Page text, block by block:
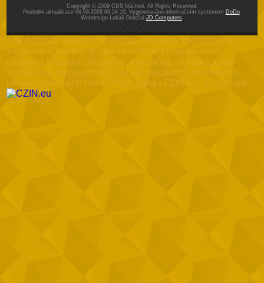
Copyright © 2009 CDS Náchod. All Rights Reserved.
Poslední aktualizace 06.08.2026 06:24:10. Vygenerováno informačním systémemDoDo.
Webdesign Lukáš DoležalJD Computers.
Autobusová, nákladní, doprava, přeprava, mezinárodní,
vnitrostátní, osobní, dopravní podnik, přeprava osob,
přeprava nákladu, přepravce, logistické, logistika, celní
služby, clo, opravárenství, servis, autoservis, pneuservis,
prodej pohonných hmot, PHM, nafta - CDS s. r. o. Náchod